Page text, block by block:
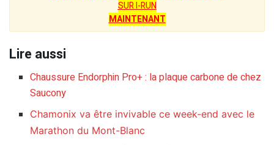
SUR I-RUN
MAINTENANT
Lire aussi
Chaussure Endorphin Pro+ : la plaque carbone de chez
Saucony
Chamonix va être invivable ce week-end avec le
Marathon du Mont-Blanc